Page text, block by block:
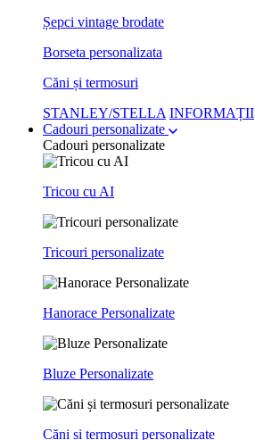
Șepci vintage brodate
Borseta personalizata
Căni și termosuri
STANLEY/STELLA INFORMAȚII
Cadouri personalizate
Cadouri personalizate
Tricou cu AI
Tricouri personalizate
Hanorace Personalizate
Bluze Personalizate
Căni și termosuri personalizate